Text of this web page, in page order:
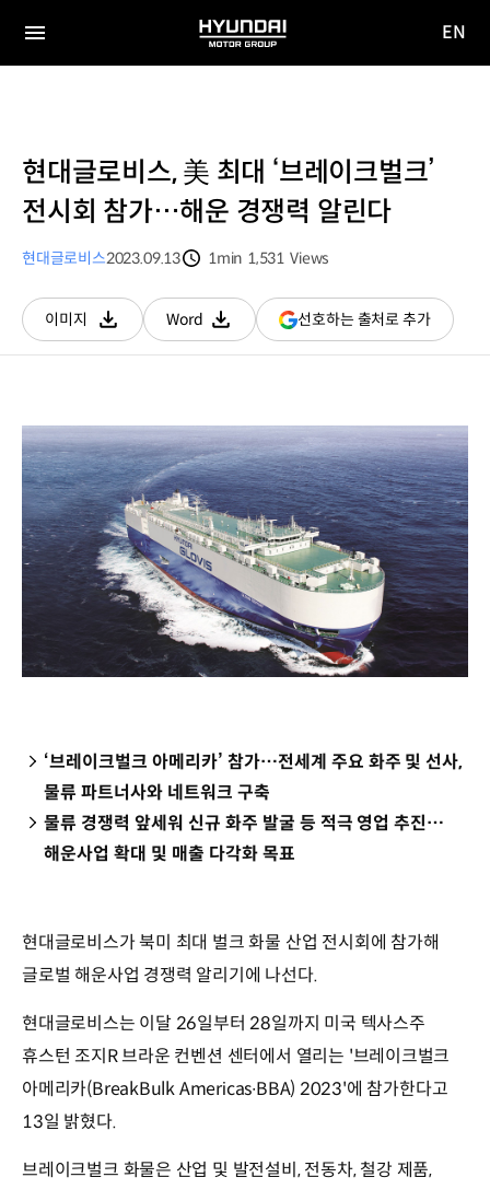
전체
HYUNDAI
MOTOR
EN
현대글로비스, 美 최대 ‘브레이크벌크’
전시회 참가…해운 경쟁력 알린다
현대글로비스2023.09.13
1min 1,531 Views
이미지
다운로드
Word
다운로드
선호하는 출처로 추가(새
창
‘브레이크벌크 아메리카’ 참가…전세계 주요 화주 및 선사,
물류 파트너사와 네트워크 구축
물류 경쟁력 앞세워 신규 화주 발굴 등 적극 영업 추진…
해운사업 확대 및 매출 다각화 목표
현대글로비스가 북미 최대 벌크 화물 산업 전시회에 참가해
글로벌 해운사업 경쟁력 알리기에 나선다.
현대글로비스는 이달 26일부터 28일까지 미국 텍사스주
휴스턴 조지R 브라운 컨벤션 센터에서 열리는 '브레이크벌크
아메리카(BreakBulk Americas∙BBA) 2023'에 참가한다고
13일 밝혔다.
브레이크벌크 화물은 산업 및 발전설비, 전동차, 철강 제품,